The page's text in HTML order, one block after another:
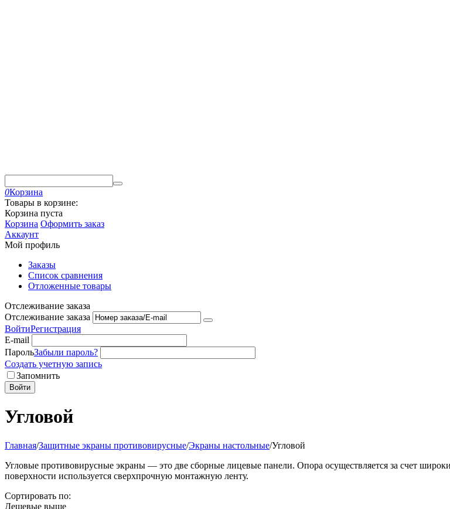
0Корзина
Товары в корзине:
Корзина пуста
Корзина Оформить заказ
Аккаунт
Мой профиль
Заказы
Список сравнения
Отложенные товары
Отслеживание заказа
Отслеживание заказа
ВойтиРегистрация
E-mail
ПарольЗабыли пароль?
Создать учетную запись
Запомнить
Войти
Угловой
Главная/Защитные экраны противовирусные/Экраны настольные/Угловой
Угловые противовирусные экраны — это две сборные лицевые панели. Опора осуществляется за счет
поверхности используется сверхпрочную монтажную ленту.
Сортировать по:
Дешевые выше